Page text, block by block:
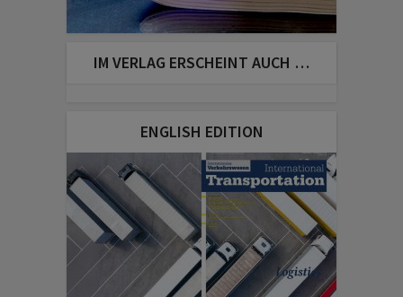
IM VERLAG ERSCHEINT AUCH …
ENGLISH EDITION